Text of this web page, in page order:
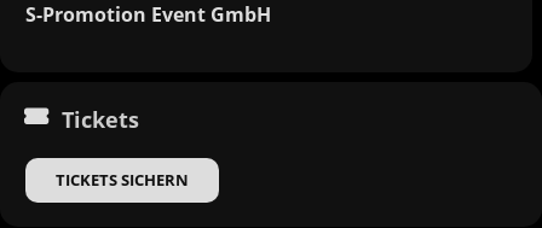
S-Promotion Event GmbH
Tickets
TICKETS SICHERN